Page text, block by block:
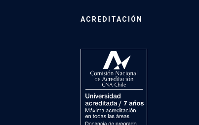
ACREDITACIÓN